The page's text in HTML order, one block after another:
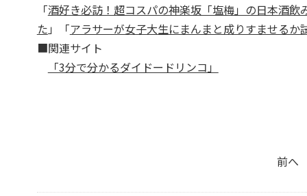
「酒好き必訪！超コスパの神楽坂「塩梅」の日本酒飲
た 」「アラサーが女子大生にまんまと成りすませるか
■関連サイト
「3分で分かるダイドードリンコ」
前へ